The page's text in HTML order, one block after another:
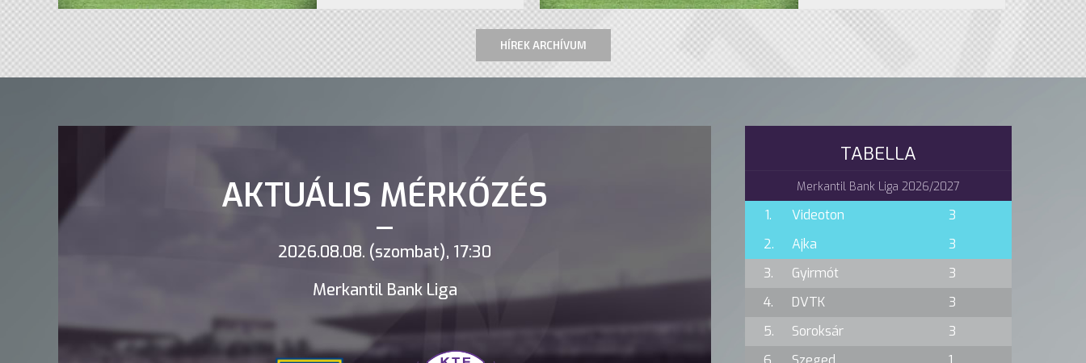
HÍREK ARCHÍVUM
AKTUÁLIS MÉRKŐZÉS
2026.08.08. (szombat), 17:30
Merkantil Bank Liga
TABELLA
Merkantil Bank Liga 2026/2027
1. Videoton
3
2.
Ajka
3
3.
Gyirmót
3
4.
DVTK
3
5.
Soroksár
3